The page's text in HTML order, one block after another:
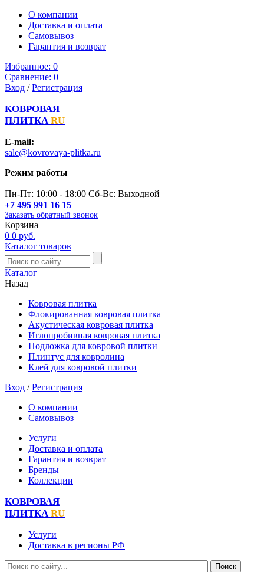
О компании
Доставка и оплата
Самовывоз
Гарантия и возврат
Избранное: 0
Сравнение: 0
Вход /Регистрация
КОВРОВАЯ
ПЛИТКА RU
E-mail:
sale@kovrovaya-plitka.ru
Режим работы
Пн-Пт: 10:00 - 18:00 Сб-Вс: Выходной
+7 495 991 16 15
Заказать обратный звонок
Корзина
0 0 руб.
Каталог товаров
Каталог
Назад
Ковровая плитка
Флокированная ковровая плитка
Акустическая ковровая плитка
Иглопробивная ковровая плитка
Подложка для ковровой плитки
Плинтус для ковролина
Клей для ковровой плитки
Вход /Регистрация
О компании
Самовывоз
Услуги
Доставка и оплата
Гарантия и возврат
Бренды
Коллекции
КОВРОВАЯ
ПЛИТКА RU
Услуги
Доставка в регионы РФ